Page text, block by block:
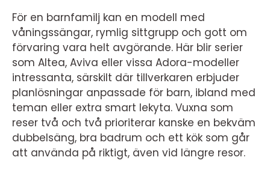
För en barnfamilj kan en modell med
våningssängar, rymlig sittgrupp och gott om
förvaring vara helt avgörande. Här blir serier
som Altea, Aviva eller vissa Adora-modeller
intressanta, särskilt där tillverkaren erbjuder
planlösningar anpassade för barn, ibland med
teman eller extra smart lekyta. Vuxna som
reser två och två prioriterar kanske en bekväm
dubbelsäng, bra badrum och ett kök som går
att använda på riktigt, även vid längre resor.